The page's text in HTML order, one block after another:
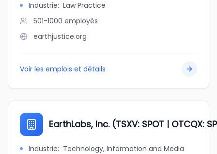
Industrie: Law Practice
501-1000 employés
earthjustice.org
Voir les emplois et détails
EarthLabs, Inc. (TSXV: SPOT | OTCQX:
Industrie: Technology, Information and Media